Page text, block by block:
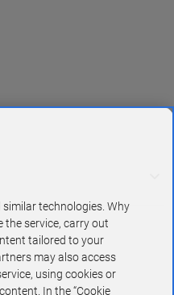
similar technologies. Why
the service, carry out
tailored to your
may also access
using cookies or
In the “Cookie